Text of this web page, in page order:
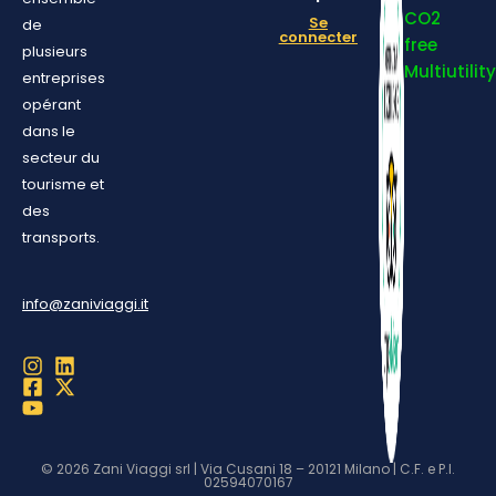
de
plusieurs
entreprises
opérant
dans le
secteur du
tourisme et
des
transports.
info@zaniviaggi.it
Se
connecter
CO2
free
Multiutility
© 2026 Zani Viaggi srl | Via Cusani 18 – 20121 Milano | C.F. e P.I.
02594070167